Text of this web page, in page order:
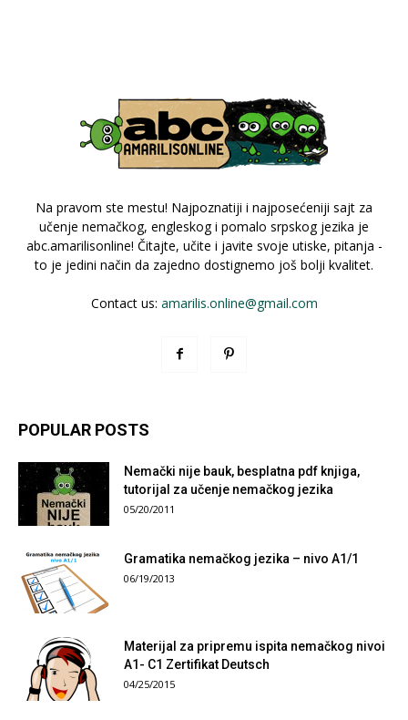
Na pravom ste mestu! Najpoznatiji i najposećeniji sajt za
učenje nemačkog, engleskog i pomalo srpskog jezika je
abc.amarilisonline! Čitajte, učite i javite svoje utiske, pitanja -
to je jedini način da zajedno dostignemo još bolji kvalitet.
Contact us: amarilis.online@gmail.com
POPULAR POSTS
Nemački nije bauk, besplatna pdf knjiga,
tutorijal za učenje nemačkog jezika
05/20/2011
Gramatika nemačkog jezika – nivo A1/1
06/19/2013
Materijal za pripremu ispita nemačkog nivoi
A1- C1 Zertifikat Deutsch
04/25/2015